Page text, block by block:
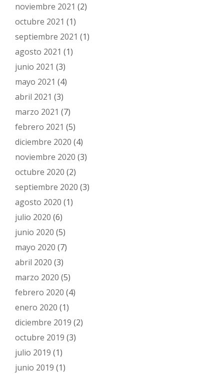
noviembre 2021 (2)
octubre 2021 (1)
septiembre 2021 (1)
agosto 2021 (1)
junio 2021 (3)
mayo 2021 (4)
abril 2021 (3)
marzo 2021 (7)
febrero 2021 (5)
diciembre 2020 (4)
noviembre 2020 (3)
octubre 2020 (2)
septiembre 2020 (3)
agosto 2020 (1)
julio 2020 (6)
junio 2020 (5)
mayo 2020 (7)
abril 2020 (3)
marzo 2020 (5)
febrero 2020 (4)
enero 2020 (1)
diciembre 2019 (2)
octubre 2019 (3)
julio 2019 (1)
junio 2019 (1)